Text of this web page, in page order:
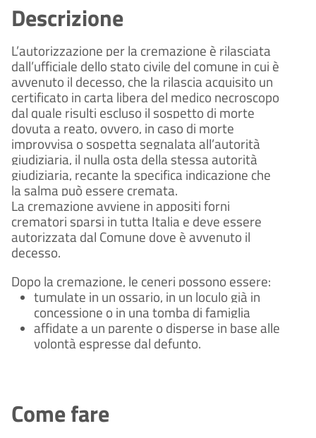
Descrizione
L’autorizzazione per la cremazione è rilasciata
dall’ufficiale dello stato civile del comune in cui è
avvenuto il decesso, che la rilascia acquisito un
certificato in carta libera del medico necroscopo
dal quale risulti escluso il sospetto di morte
dovuta a reato, ovvero, in caso di morte
improvvisa o sospetta segnalata all’autorità
giudiziaria, il nulla osta della stessa autorità
giudiziaria, recante la specifica indicazione che
la salma può essere cremata.
La cremazione avviene in appositi forni
crematori sparsi in tutta Italia e deve essere
autorizzata dal Comune dove è avvenuto il
decesso.
Dopo la cremazione, le ceneri possono essere:
tumulate in un ossario, in un loculo già in
concessione o in una tomba di famiglia
affidate a un parente o disperse in base alle
volontà espresse dal defunto.
Come fare